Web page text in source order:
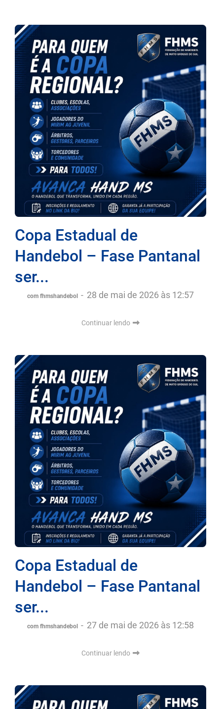
Copa Estadual de
Handebol – Fase Pantanal
ser...
com fhmshandebol - 28 de mai de 2026 às 12:57
Continuar lendo
Copa Estadual de
Handebol – Fase Pantanal
ser...
com fhmshandebol - 27 de mai de 2026 às 12:58
Continuar lendo